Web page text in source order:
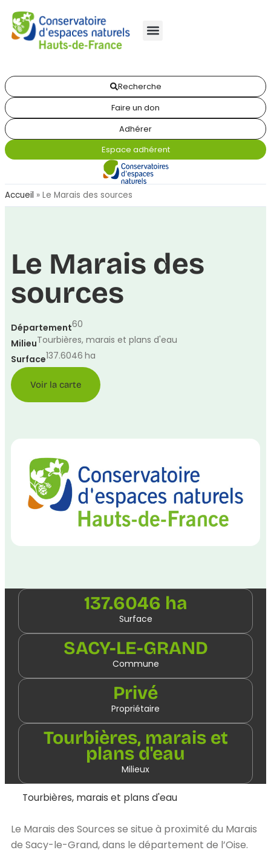
Recherche
Faire un don
Adhérer
Espace adhérent
Accueil » Le Marais des sources
Le Marais des
sources
Département60
MilieuTourbières, marais et plans d'eau
Surface137.6046 ha
Voir la carte
137.6046 ha
Surface
SACY-LE-GRAND
Commune
Privé
Propriétaire
Tourbières, marais et
plans d'eau
Milieux
Tourbières, marais et plans d'eau
Le Marais des Sources se situe à proximité du Marais
de Sacy-le-Grand, dans le département de l’Oise.